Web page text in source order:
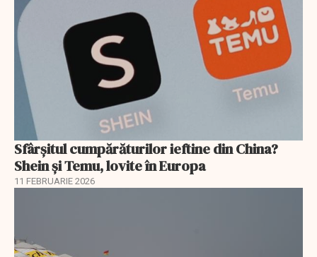
Sfârșitul cumpărăturilor ieftine din China?
Shein și Temu, lovite în Europa
11 FEBRUARIE 2026